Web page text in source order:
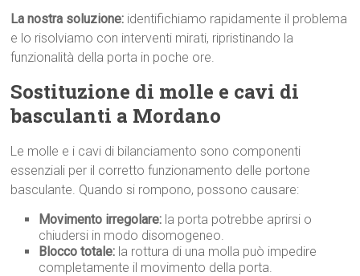
La nostra soluzione: identifichiamo rapidamente il problema
e lo risolviamo con interventi mirati, ripristinando la
funzionalità della porta in poche ore.
Sostituzione di molle e cavi di
basculanti a Mordano
Le molle e i cavi di bilanciamento sono componenti
essenziali per il corretto funzionamento delle portone
basculante. Quando si rompono, possono causare:
Movimento irregolare: la porta potrebbe aprirsi o
chiudersi in modo disomogeneo.
Blocco totale: la rottura di una molla può impedire
completamente il movimento della porta.